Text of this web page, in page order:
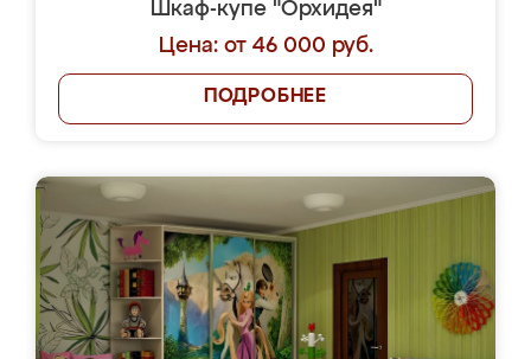
Шкаф-купе "Орхидея"
Цена: от 46 000 руб.
ПОДРОБНЕЕ